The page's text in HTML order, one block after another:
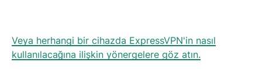
Veya herhangi bir cihazda ExpressVPN'in nasıl
kullanılacağına ilişkin yönergelere göz atın.